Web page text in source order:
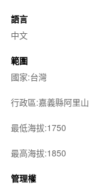
語言
中文
範圍
國家:台灣
行政區:嘉義縣阿里
最低海拔:1750
最高海拔:1850
管理權